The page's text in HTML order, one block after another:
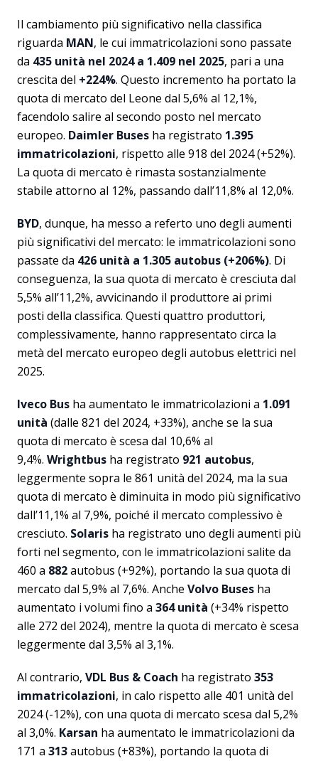
Il cambiamento più significativo nella classifica
riguarda MAN, le cui immatricolazioni sono passate
da 435 unità nel 2024 a 1.409 nel 2025, pari a una
crescita del +224%. Questo incremento ha portato la
quota di mercato del Leone dal 5,6% al 12,1%,
facendolo salire al secondo posto nel mercato
europeo. Daimler Buses ha registrato 1.395
immatricolazioni, rispetto alle 918 del 2024 (+52%).
La quota di mercato è rimasta sostanzialmente
stabile attorno al 12%, passando dall’11,8% al 12,0%.
BYD, dunque, ha messo a referto uno degli aumenti
più significativi del mercato: le immatricolazioni sono
passate da 426 unità a 1.305 autobus (+206%). Di
conseguenza, la sua quota di mercato è cresciuta dal
5,5% all’11,2%, avvicinando il produttore ai primi
posti della classifica. Questi quattro produttori,
complessivamente, hanno rappresentato circa la
metà del mercato europeo degli autobus elettrici nel
2025.
Iveco Bus ha aumentato le immatricolazioni a 1.091
unità (dalle 821 del 2024, +33%), anche se la sua
quota di mercato è scesa dal 10,6% al
9,4%. Wrightbus ha registrato 921 autobus,
leggermente sopra le 861 unità del 2024, ma la sua
quota di mercato è diminuita in modo più significativo
dall’11,1% al 7,9%, poiché il mercato complessivo è
cresciuto. Solaris ha registrato uno degli aumenti più
forti nel segmento, con le immatricolazioni salite da
460 a 882autobus (+92%), portando la sua quota di
mercato dal 5,9% al 7,6%. Anche Volvo Buses ha
aumentato i volumi fino a 364 unità (+34% rispetto
alle 272 del 2024), mentre la quota di mercato è scesa
leggermente dal 3,5% al 3,1%.
Al contrario, VDL Bus & Coach ha registrato 353
immatricolazioni, in calo rispetto alle 401 unità del
2024 (-12%), con una quota di mercato scesa dal 5,2%
al 3,0%. Karsan ha aumentato le immatricolazioni da
171 a 313autobus (+83%), portando la quota di